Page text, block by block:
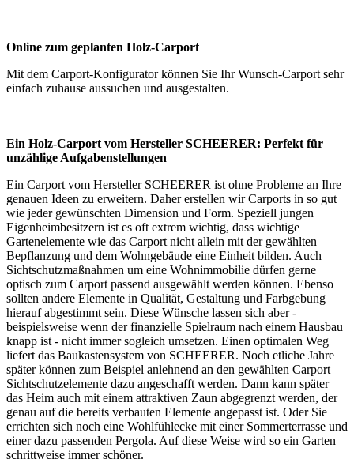
Online zum geplanten Holz-Carport
Mit dem Carport-Konfiguratorkönnen Sie Ihr Wunsch-Carport sehr
einfach zuhause aussuchen und ausgestalten.
Ein Holz-Carport vom Hersteller SCHEERER: Perfekt für
unzählige Aufgabenstellungen
Ein Carport vom Hersteller SCHEERER ist ohne Probleme an Ihre
genauen Ideen zu erweitern. Daher erstellen wir Carports in so gut
wie jeder gewünschten Dimension und Form. Speziell jungen
Eigenheimbesitzern ist es oft extrem wichtig, dass wichtige
Gartenelemente wie das Carport nicht allein mit der gewählten
Bepflanzung und dem Wohngebäude eine Einheit bilden. Auch
Sichtschutzmaßnahmen um eine Wohnimmobilie dürfen gerne
optisch zum Carport passend ausgewählt werden können. Ebenso
sollten andere Elemente in Qualität, Gestaltung und Farbgebung
hierauf abgestimmt sein. Diese Wünsche lassen sich aber -
beispielsweise wenn der finanzielle Spielraum nach einem Hausbau
knapp ist - nicht immer sogleich umsetzen. Einen optimalen Weg
liefert das Baukastensystem von SCHEERER. Noch etliche Jahre
später können zum Beispiel anlehnend an den gewählten Carport
Sichtschutzelemente dazu angeschafft werden. Dann kann später
das Heim auch mit einem attraktiven Zaun abgegrenzt werden, der
genau auf die bereits verbauten Elemente angepasst ist. Oder Sie
errichten sich noch eine Wohlfühlecke mit einer Sommerterrasse und
einer dazu passenden Pergola. Auf diese Weise wird so ein Garten
schrittweise immer schöner.